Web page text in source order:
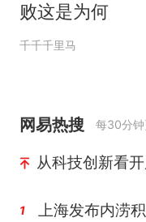
败这是为何
千千千里马
网易热搜 每30分
从科技创新看
1 上海发布内涝